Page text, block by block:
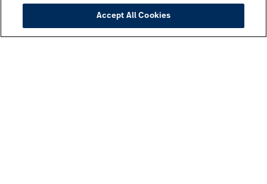
Accept All Cookies